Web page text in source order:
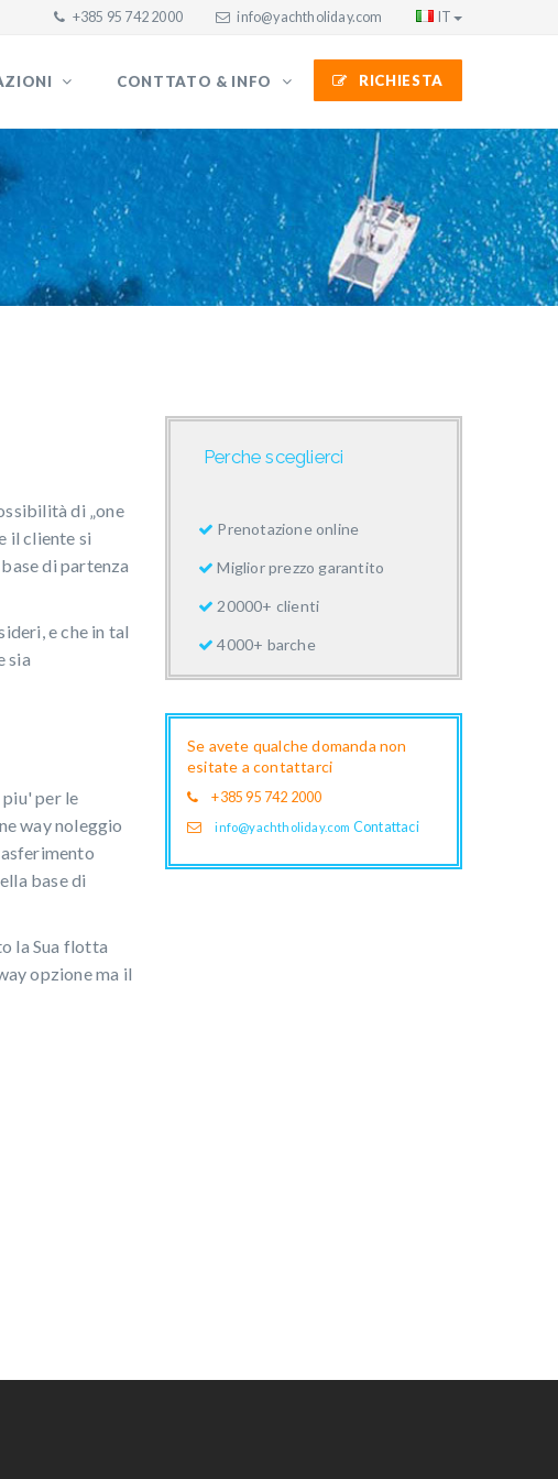
+385 95 742 2000 info@yachtholiday.com IT
CONTTATO & INFO RICHIESTA
di „one
il cliente si
di partenza
e che in tal
sia
per le
way noleggio
base di
la Sua flotta
opzione ma il
Perche sceglierci
Prenotazione online
Miglior prezzo garantito
20000+ clienti
4000+ barche
Se avete qualche domanda non
esitate a contattarci
+385 95 742 2000
info@yachtholiday.com Contattaci